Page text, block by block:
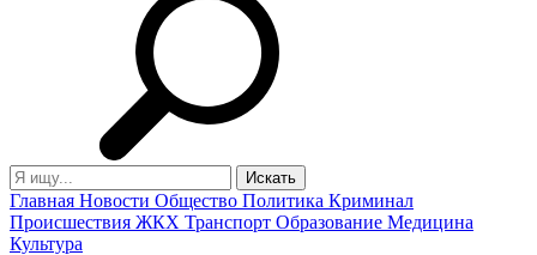
Главная Новости Общество Политика Криминал
Происшествия ЖКХ Транспорт Образование Медицина
Культура